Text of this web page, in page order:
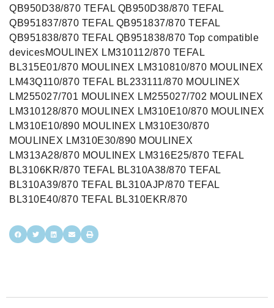
QB950D38/870 TEFAL QB950D38/870 TEFAL
QB951837/870 TEFAL QB951837/870 TEFAL
QB951838/870 TEFAL QB951838/870 Top compatible
devicesMOULINEX LM310112/870 TEFAL
BL315E01/870 MOULINEX LM310810/870 MOULINEX
LM43Q110/870 TEFAL BL233111/870 MOULINEX
LM255027/701 MOULINEX LM255027/702 MOULINEX
LM310128/870 MOULINEX LM310E10/870 MOULINEX
LM310E10/890 MOULINEX LM310E30/870
MOULINEX LM310E30/890 MOULINEX
LM313A28/870 MOULINEX LM316E25/870 TEFAL
BL3106KR/870 TEFAL BL310A38/870 TEFAL
BL310A39/870 TEFAL BL310AJP/870 TEFAL
BL310E40/870 TEFAL BL310EKR/870